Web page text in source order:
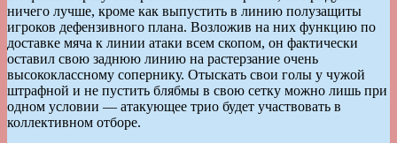
ничего лучше, кроме как выпустить в линию полузащиты
игроков дефензивного плана. Возложив на них функцию по
доставке мяча к линии атаки всем скопом, он фактически
оставил свою заднюю линию на растерзание очень
высококлассному сопернику. Отыскать свои голы у чужой
штрафной и не пустить блябмы в свою сетку можно лишь при
одном условии — атакующее трио будет участвовать в
коллективном отборе.